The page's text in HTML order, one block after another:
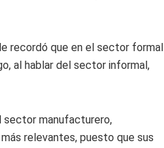
recordó que en el sector formal
al hablar del sector informal,
sector manufacturero,
relevantes, puesto que sus